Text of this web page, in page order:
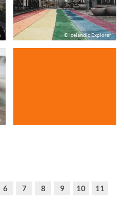
© Icelandic Explorer
6 7 8 9 10
11